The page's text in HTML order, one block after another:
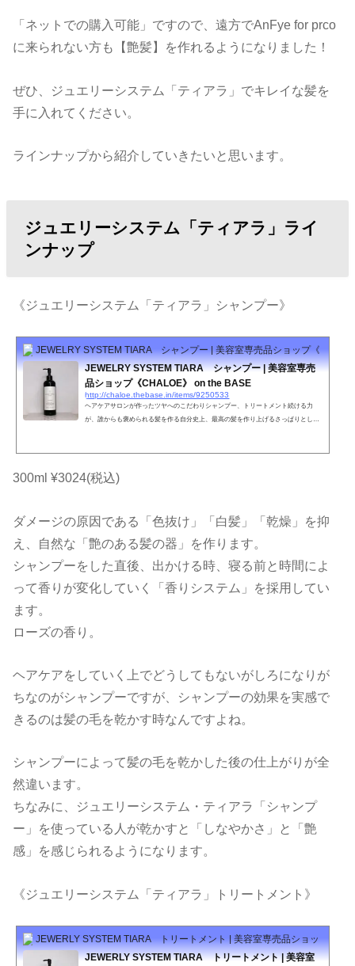
「ネットでの購入可能」ですので、遠方でAnFye for prco
に来られない方も【艶髪】を作れるようになりました！
ぜひ、ジュエリーシステム「ティアラ」でキレイな髪を
手に入れてください。
ラインナップから紹介していきたいと思います。
ジュエリーシステム「ティアラ」ライ
ンナップ
《ジュエリーシステム「ティアラ」シャンプー》
JEWELRY SYSTEM TIARA シャンプー | 美容室専売品ショップ《
JEWELRY SYSTEM TIARA シャンプー | 美容室専売
品ショップ《CHALOE》 on the BASE
http://chaloe.thebase.in/items/9250533
ヘアケアサロンが作ったツヤへのこだわりシャンプー、トリートメント続ける力
が、誰からも褒められる髪を作る自分史上、最高の髪を作り上げるさっぱりとした
高い。ケラチンとの結合力が強いため洗っても効果が持続する。ヘアカラーやパー
マなどのアルカリ物を除去する。紫外線を吸収してくれる。やれ...
300ml ¥3024(税込)
ダメージの原因である「色抜け」「白髪」「乾燥」を抑
え、自然な「艶のある髪の器」を作ります。
シャンプーをした直後、出かける時、寝る前と時間によ
って香りが変化していく「香りシステム」を採用してい
ます。
ローズの香り。
ヘアケアをしていく上でどうしてもないがしろになりが
ちなのがシャンプーですが、シャンプーの効果を実感で
きるのは髪の毛を乾かす時なんですよね。
シャンプーによって髪の毛を乾かした後の仕上がりが全
然違います。
ちなみに、ジュエリーシステム・ティアラ「シャンプ
ー」を使っている人が乾かすと「しなやかさ」と「艶
感」を感じられるようになります。
《ジュエリーシステム「ティアラ」トリートメント》
JEWERLY SYSTEM TIARA トリートメント | 美容室専売品ショップ《
JEWERLY SYSTEM TIARA トリートメント | 美容室